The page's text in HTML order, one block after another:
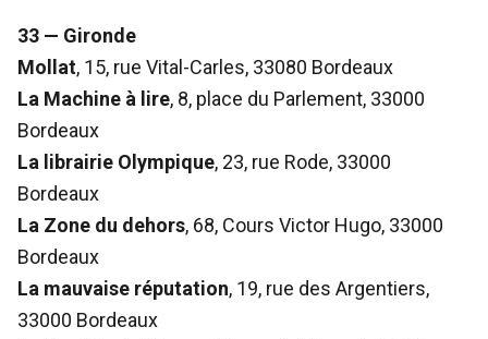
33 — Gironde
Mollat, 15, rue Vital-Carles, 33080 Bordeaux
La Machine à lire, 8, place du Parlement, 33000
Bordeaux
La librairie Olympique, 23, rue Rode, 33000
Bordeaux
La Zone du dehors, 68, Cours Victor Hugo, 33000
Bordeaux
La mauvaise réputation, 19, rue des Argentiers,
33000 Bordeaux